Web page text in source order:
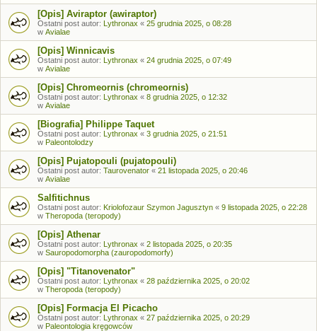
[Opis] Aviraptor (awiraptor)
Ostatni post autor: Lythronax « 25 grudnia 2025, o 08:28
w Avialae
[Opis] Winnicavis
Ostatni post autor: Lythronax « 24 grudnia 2025, o 07:49
w Avialae
[Opis] Chromeornis (chromeornis)
Ostatni post autor: Lythronax « 8 grudnia 2025, o 12:32
w Avialae
[Biografia] Philippe Taquet
Ostatni post autor: Lythronax « 3 grudnia 2025, o 21:51
w Paleontolodzy
[Opis] Pujatopouli (pujatopouli)
Ostatni post autor: Taurovenator « 21 listopada 2025, o 20:46
w Avialae
Salfitichnus
Ostatni post autor: Kriolofozaur Szymon Jagusztyn « 9 listopada 2025, o 22:28
w Theropoda (teropody)
[Opis] Athenar
Ostatni post autor: Lythronax « 2 listopada 2025, o 20:35
w Sauropodomorpha (zauropodomorfy)
[Opis] "Titanovenator"
Ostatni post autor: Lythronax « 28 października 2025, o 20:02
w Theropoda (teropody)
[Opis] Formacja El Picacho
Ostatni post autor: Lythronax « 27 października 2025, o 20:29
w Paleontologia kręgowców